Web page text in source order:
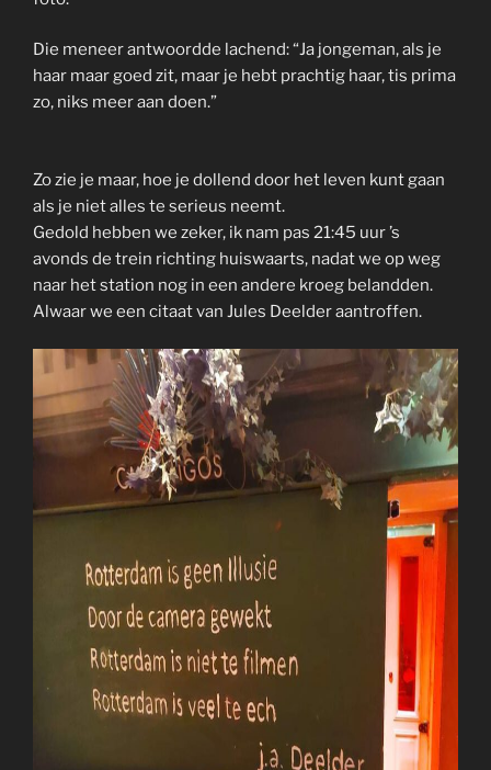
Die meneer antwoordde lachend: “Ja jongeman, als je
haar maar goed zit, maar je hebt prachtig haar, tis prima
zo, niks meer aan doen.”
Zo zie je maar, hoe je dollend door het leven kunt gaan
als je niet alles te serieus neemt.
Gedold hebben we zeker, ik nam pas 21:45 uur ’s
avonds de trein richting huiswaarts, nadat we op weg
naar het station nog in een andere kroeg belandden.
Alwaar we een citaat van Jules Deelder aantroffen.